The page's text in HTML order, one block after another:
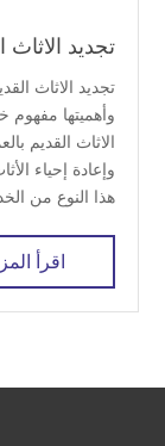
تجديد الاثاث
تجديد الاثاث
وأهميتها مفهوم
الاثاث القديم
وإعادة إحياء
هذا النوع من
اقرأ